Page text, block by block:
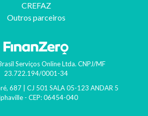
CREFAZ
Outros parceiros
Serviços Online Ltda. CNPJ/MF
23.722.194/0001-34
687 | CJ 501 SALA 05-123 ANDAR 5
- CEP: 06454-040